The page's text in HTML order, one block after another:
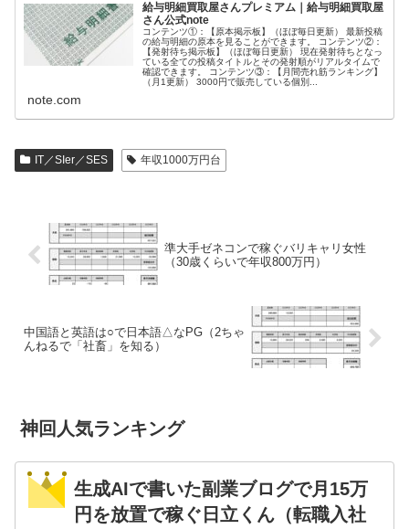
給与明細買取屋さんプレミアム｜給与明細買取屋
さん公式note
コンテンツ①：【原本掲示板】（ほぼ毎日更新） 最新投稿
の給与明細の原本を見ることができます。 コンテンツ②：
【発射待ち掲示板】（ほぼ毎日更新） 現在発射待ちとなっ
ている全ての投稿タイトルとその発射順がリアルタイムで
確認できます。 コンテンツ③：【月間売れ筋ランキング】
（月1更新） 3000円で販売している個別...
note.com
IT／SIer／SES 年収1000万円台
準大手ゼネコンで稼ぐバリキャリ女性
（30歳くらいで年収800万円）
中国語と英語は○で日本語△なPG（2ちゃ
んねるで「社畜」を知る）
神回人気ランキング
生成AIで書いた副業ブログで月15万
円を放置で稼ぐ日立くん（転職入社